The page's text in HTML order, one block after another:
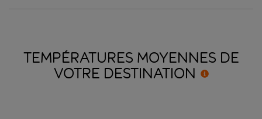
TEMPÉRATURES MOYENNES DE
VOTRE DESTINATION